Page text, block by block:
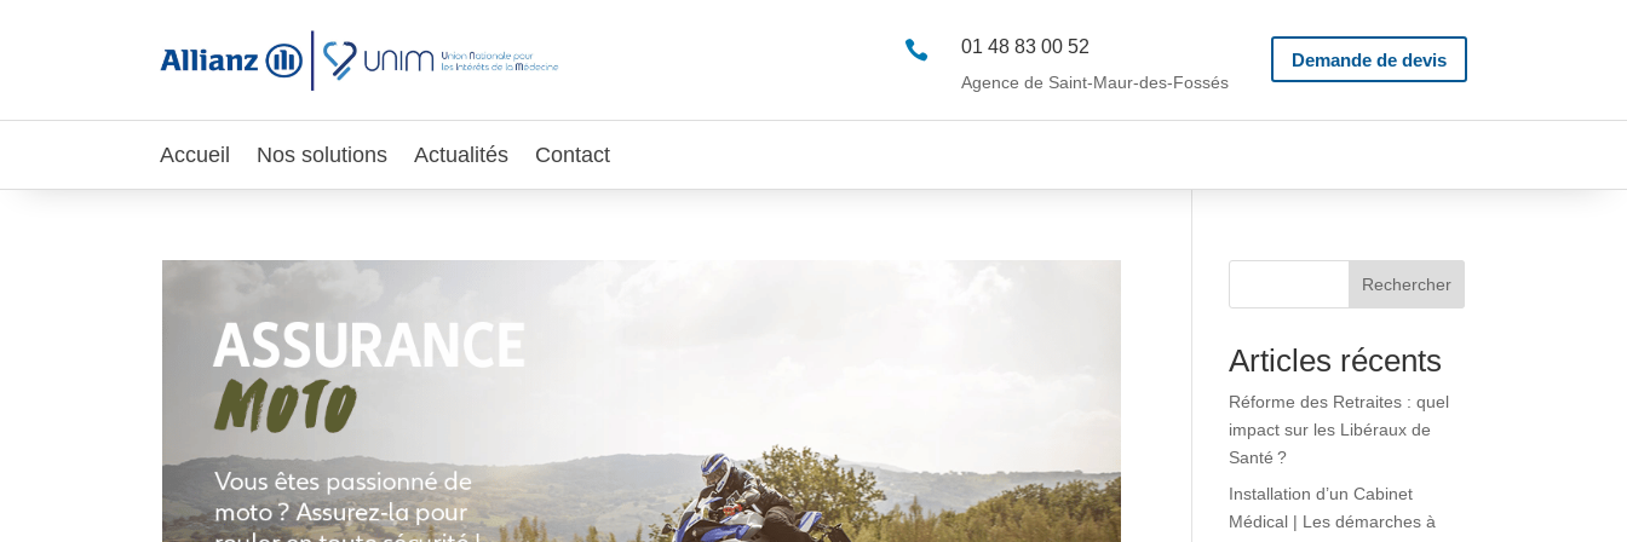
 01 48 83 00 52
Agence de Saint-Maur-des-Fossés
Demande de devis
Accueil Nos solutions Actualités Contact
Rechercher
Articles récents
Réforme des Retraites : quel
impact sur les Libéraux de
Santé ?
Installation d’un Cabinet
Médical | Les démarches à